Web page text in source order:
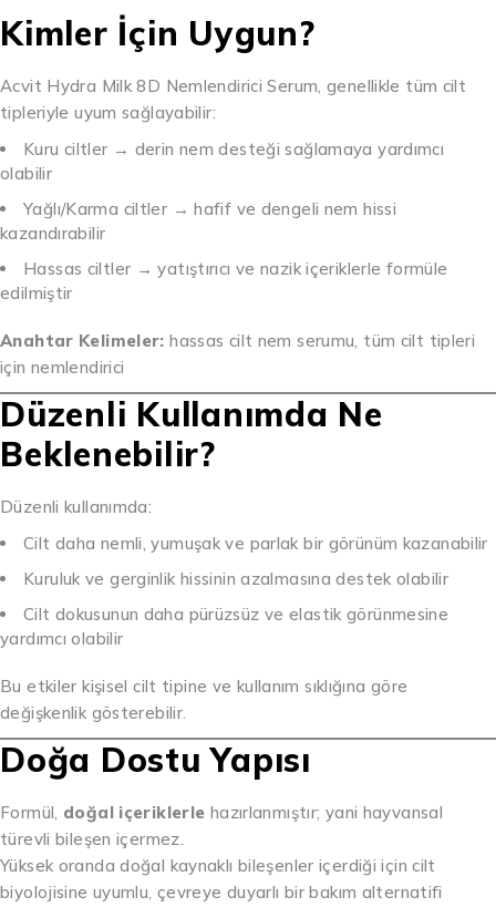
Kimler İçin Uygun?
Acvit Hydra Milk 8D Nemlendirici Serum, genellikle tüm cilt
tipleriyle uyum sağlayabilir:
Kuru ciltler → derin nem desteği sağlamaya yardımcı
olabilir
Yağlı/Karma ciltler → hafif ve dengeli nem hissi
kazandırabilir
Hassas ciltler → yatıştırıcı ve nazik içeriklerle formüle
edilmiştir
Anahtar Kelimeler: hassas cilt nem serumu, tüm cilt tipleri
için nemlendirici
Düzenli Kullanımda Ne
Beklenebilir?
Düzenli kullanımda:
Cilt daha nemli, yumuşak ve parlak bir görünüm kazanabilir
Kuruluk ve gerginlik hissinin azalmasına destek olabilir
Cilt dokusunun daha pürüzsüz ve elastik görünmesine
yardımcı olabilir
Bu etkiler kişisel cilt tipine ve kullanım sıklığına göre
değişkenlik gösterebilir.
Doğa Dostu Yapısı
Formül, doğal içeriklerle hazırlanmıştır; yani hayvansal
türevli bileşen içermez.
Yüksek oranda doğal kaynaklı bileşenler içerdiği için cilt
biyolojisine uyumlu, çevreye duyarlı bir bakım alternatifi